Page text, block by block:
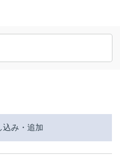
込み・追加